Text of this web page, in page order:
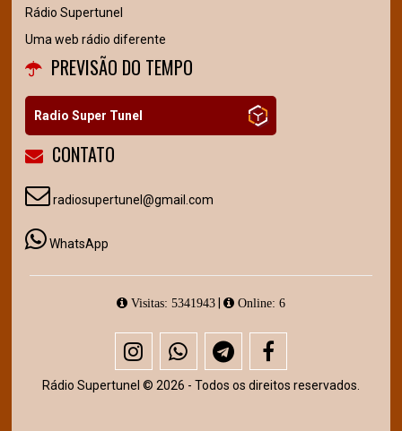
Rádio Supertunel
Uma web rádio diferente
PREVISÃO DO TEMPO
Radio Super Tunel
CONTATO
radiosupertunel@gmail.com
WhatsApp
Visitas: 5341943| Online: 6
Rádio Supertunel © 2026 - Todos os direitos reservados.